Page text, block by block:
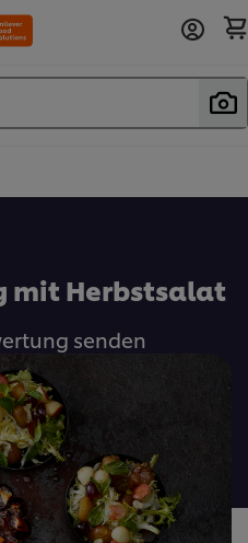
mit Herbstsalat
Keine
Bewertungen
für
dieses
recipe
abgegeben
senden